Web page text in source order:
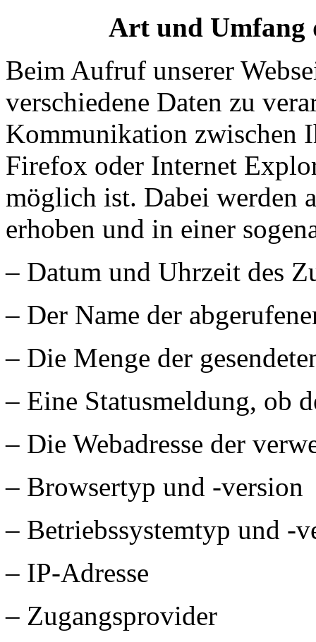
Art und Umfang
Beim Aufruf unserer
verschiedene Daten zu
Kommunikation zwischen
Firefox oder Internet
möglich ist. Dabei werden
erhoben und in einer
– Datum und Uhrzeit des
– Der Name der
– Die Menge der
– Eine Statusmeldung, ob
– Die Webadresse der
– Browsertyp und -version
– Betriebssystemtyp und -
– IP-Adresse
– Zugangsprovider